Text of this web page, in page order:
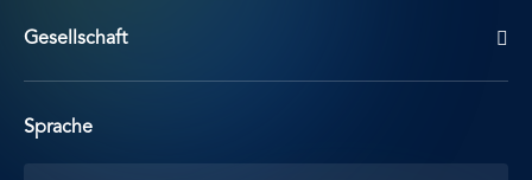
Gesellschaft
Sprache